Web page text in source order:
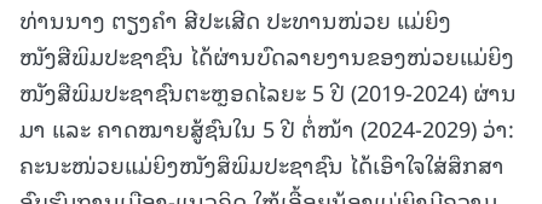
ທ່ານນາງ ຕຽງຄໍາ ສີປະເສີດ ປະທານໜ່ວຍ ແມ່ຍິງ
ໜັງສືພິມປະຊາຊົນ ໄດ້ຜ່ານບົດລາຍງານຂອງໜ່ວຍແມ່ຍິງ
ໜັງສືພິມປະຊາຊົນຕະຫຼອດໄລຍະ 5 ປີ (2019-2024) ຜ່ານ
ມາ ແລະ ຄາດໝາຍສູ້ຊົນໃນ 5 ປີ ຕໍ່ໜ້າ (2024-2029) ວ່າ:
ຄະນະໜ່ວຍແມ່ຍິງໜັງສຶພິມປະຊາຊົນ ໄດ້ເອົາໃຈໃສ່ສຶກສາ